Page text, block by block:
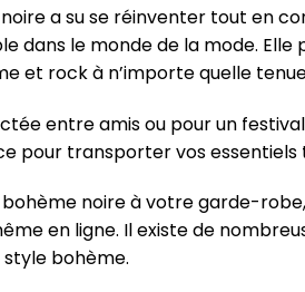
a su se réinventer tout en
dans le monde de la mode.
et rock à n’importe quelle
entre amis ou pour un
pour transporter vos
noire à votre garde-
en ligne. Il existe de
bohème.